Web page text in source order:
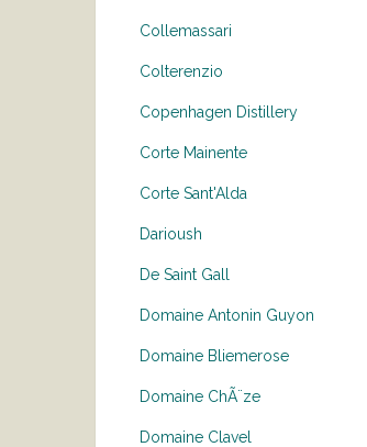
Collemassari
Colterenzio
Copenhagen Distillery
Corte Mainente
Corte Sant'Alda
Darioush
De Saint Gall
Domaine Antonin Guyon
Domaine Bliemerose
Domaine ChÃ¨ze
Domaine Clavel